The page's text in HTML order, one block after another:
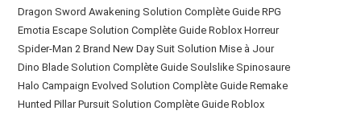
Dragon Sword Awakening Solution Complète Guide RPG
Emotia Escape Solution Complète Guide Roblox Horreur
Spider-Man 2 Brand New Day Suit Solution Mise à Jour
Dino Blade Solution Complète Guide Soulslike Spinosaure
Halo Campaign Evolved Solution Complète Guide Remake
Hunted Pillar Pursuit Solution Complète Guide Roblox